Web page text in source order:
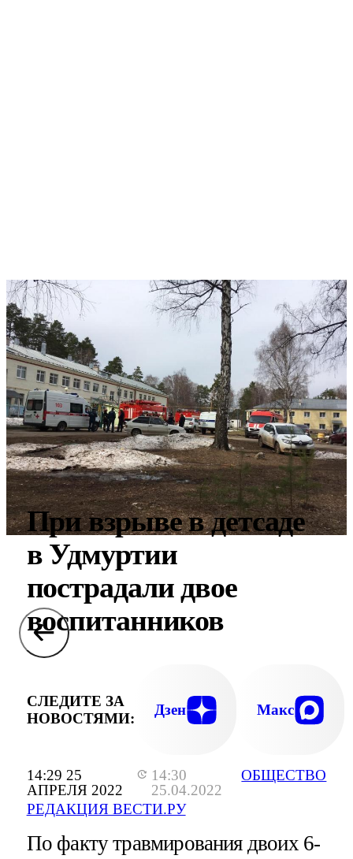
14:29 25
АПРЕЛЯ 2022
14:30
25.04.2022
РЕДАКЦИЯ ВЕСТИ.РУ
ОБЩЕСТВО
При взрыве в детсаде
в Удмуртии
пострадали двое
воспитанников
СЛЕДИТЕ ЗА
НОВОСТЯМИ:
Дзен Макс
По факту травмирования двоих 6-